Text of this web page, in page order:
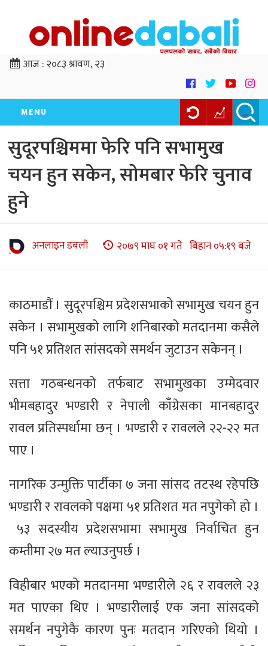
आज :२०८३ श्रावण, २३
MENU
सुदूरपश्चिममा फेरि पनि सभामुख
चयन हुन सकेन, सोमबार फेरि चुनाव
हुने
अनलाइन डबली २०७९ माघ ०१ गते बिहान ०५:१९ बजे
काठमाडौं । सुदूरपश्चिम प्रदेशसभाको सभामुख चयन हुन
सकेन । सभामुखको लागि शनिबारको मतदानमा कसैले
पनि ५१ प्रतिशत सांसदको समर्थन जुटाउन सकेनन् ।
सत्ता गठबन्धनको तर्फबाट सभामुखका उम्मेदवार
भीमबहादुर भण्डारी र नेपाली काँग्रेसका मानबहादुर
रावल प्रतिस्पर्धामा छन् । भण्डारी र रावलले २२-२२ मत
पाए ।
नागरिक उन्मुक्ति पार्टीका ७ जना सांसद तटस्थ रहेपछि
भण्डारी र रावलको पक्षमा ५१ प्रतिशत मत नपुगेको हो ।
५३ सदस्यीय प्रदेशसभामा सभामुख निर्वाचित हुन
कम्तीमा २७ मत ल्याउनुपर्छ ।
विहीबार भएको मतदानमा भण्डारीले २६ र रावलले २३
मत पाएका थिए । भण्डारीलाई एक जना सांसदको
समर्थन नपुगेकै कारण पुनः मतदान गरिएको थियो ।